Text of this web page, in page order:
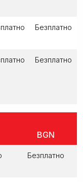
Безплатно
Безплатно
BGN
Безплатно